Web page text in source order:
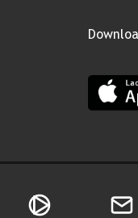
App
Salzburg
Seite von Land
Salzburg ON